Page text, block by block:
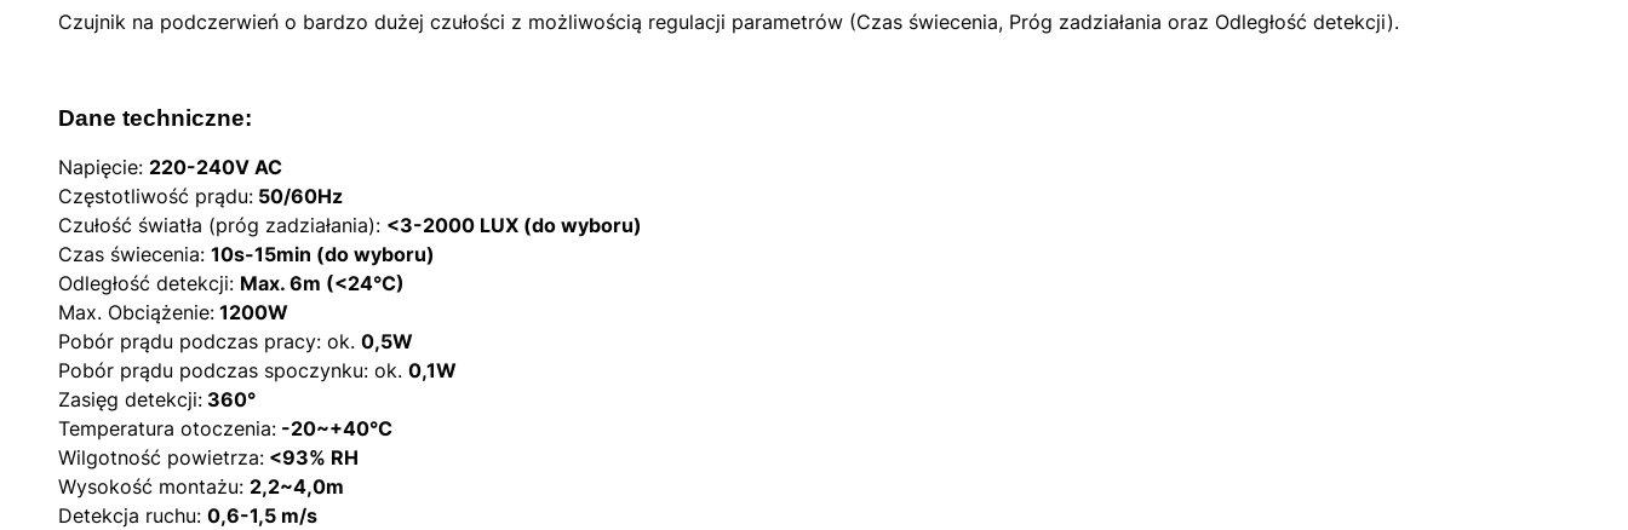
Czujnik na podczerwień o bardzo dużej czułości z możliwością regulacji parametrów (Czas świecenia, Próg zadziałania oraz Odległość detekcji).
Dane techniczne:
Napięcie: 220-240V AC
Częstotliwość prądu: 50/60Hz
Czułość światła (próg zadziałania): <3-2000 LUX (do wyboru)
Czas świecenia: 10s-15min (do wyboru)
Odległość detekcji: Max. 6m (<24°C)
Max. Obciążenie: 1200W
Pobór prądu podczas pracy: ok. 0,5W
Pobór prądu podczas spoczynku: ok. 0,1W
Zasięg detekcji: 360°
Temperatura otoczenia: -20~+40°C
Wilgotność powietrza: <93% RH
Wysokość montażu: 2,2~4,0m
Detekcja ruchu: 0,6-1,5 m/s